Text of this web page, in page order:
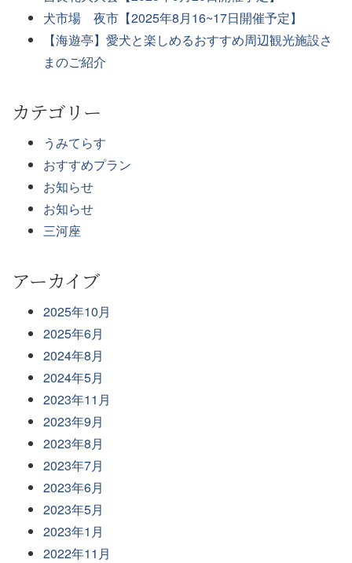
犬市場 夜市【2025年8月16~17日開催予定】
【海遊亭】愛犬と楽しめるおすすめ周辺観光施設さ
まのご紹介
カテゴリー
うみてらす
おすすめプラン
お知らせ
お知らせ
三河座
アーカイブ
2025年10月
2025年6月
2024年8月
2024年5月
2023年11月
2023年9月
2023年8月
2023年7月
2023年6月
2023年5月
2023年1月
2022年11月